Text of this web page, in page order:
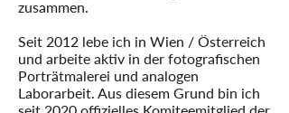
zusammen.
Seit 2012 lebe ich in Wien / Österreich
und arbeite aktiv in der fotografischen
Porträtmalerei und analogen
Laborarbeit. Aus diesem Grund bin ich